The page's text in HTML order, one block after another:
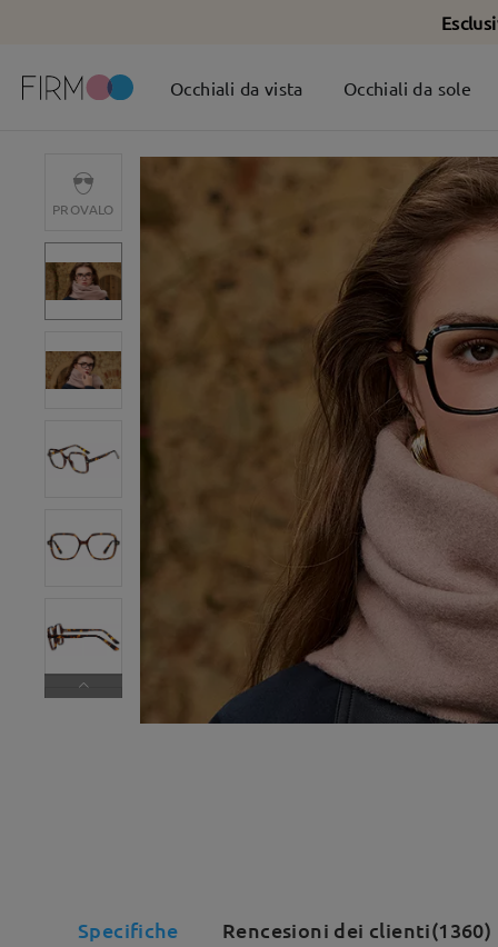
Occhiali da vista Occhiali da sole
PROVALO
Specifiche Rencesioni dei clienti(1360)